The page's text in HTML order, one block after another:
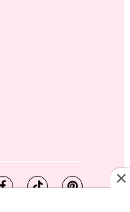
facebook
tiktokpinterest